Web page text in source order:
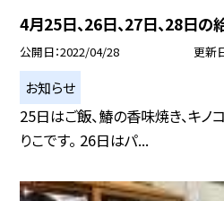
4月25日、26日、27日、28日の
公開日 2022/04/28 更新
お知らせ
25日はご飯、鰆の香味焼き、キノ
りこです。 26日はパ...